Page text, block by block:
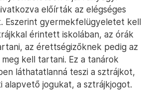
előírták az elégséges
Eszerint gyermekfelügyeletet kell
érintett iskolában, az órák
az érettségizőknek pedig az
kell tartani. Ez a tanárok
láthatatlanná teszi a sztrájkot,
alapvető jogukat, a sztrájkjogot.